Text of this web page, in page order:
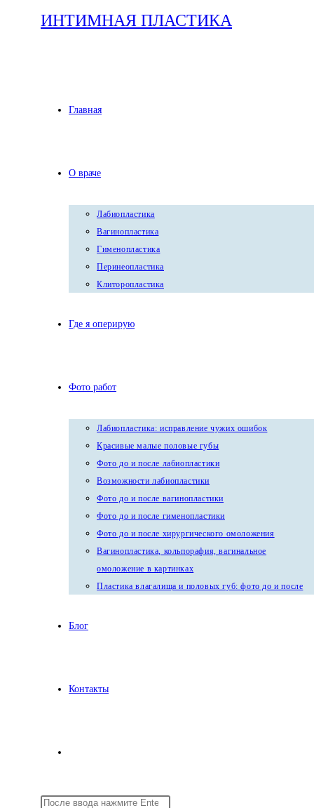
ИНТИМНАЯ ПЛАСТИКА
Главная
О враче
Лабиопластика
Вагинопластика
Гименопластика
Перинеопластика
Клиторопластика
Где я оперирую
Фото работ
Лабиопластика: исправление чужих ошибок
Красивые малые половые губы
Фото до и после лабиопластики
Возможности лабиопластики
Фото до и после вагинопластики
Фото до и после гименопластики
Фото до и после хирургического омоложения
Вагинопластика, кольпорафия, вагинальное
омоложение в картинках
Пластика влагалища и половых губ: фото до и после
Блог
Контакты
Поиск